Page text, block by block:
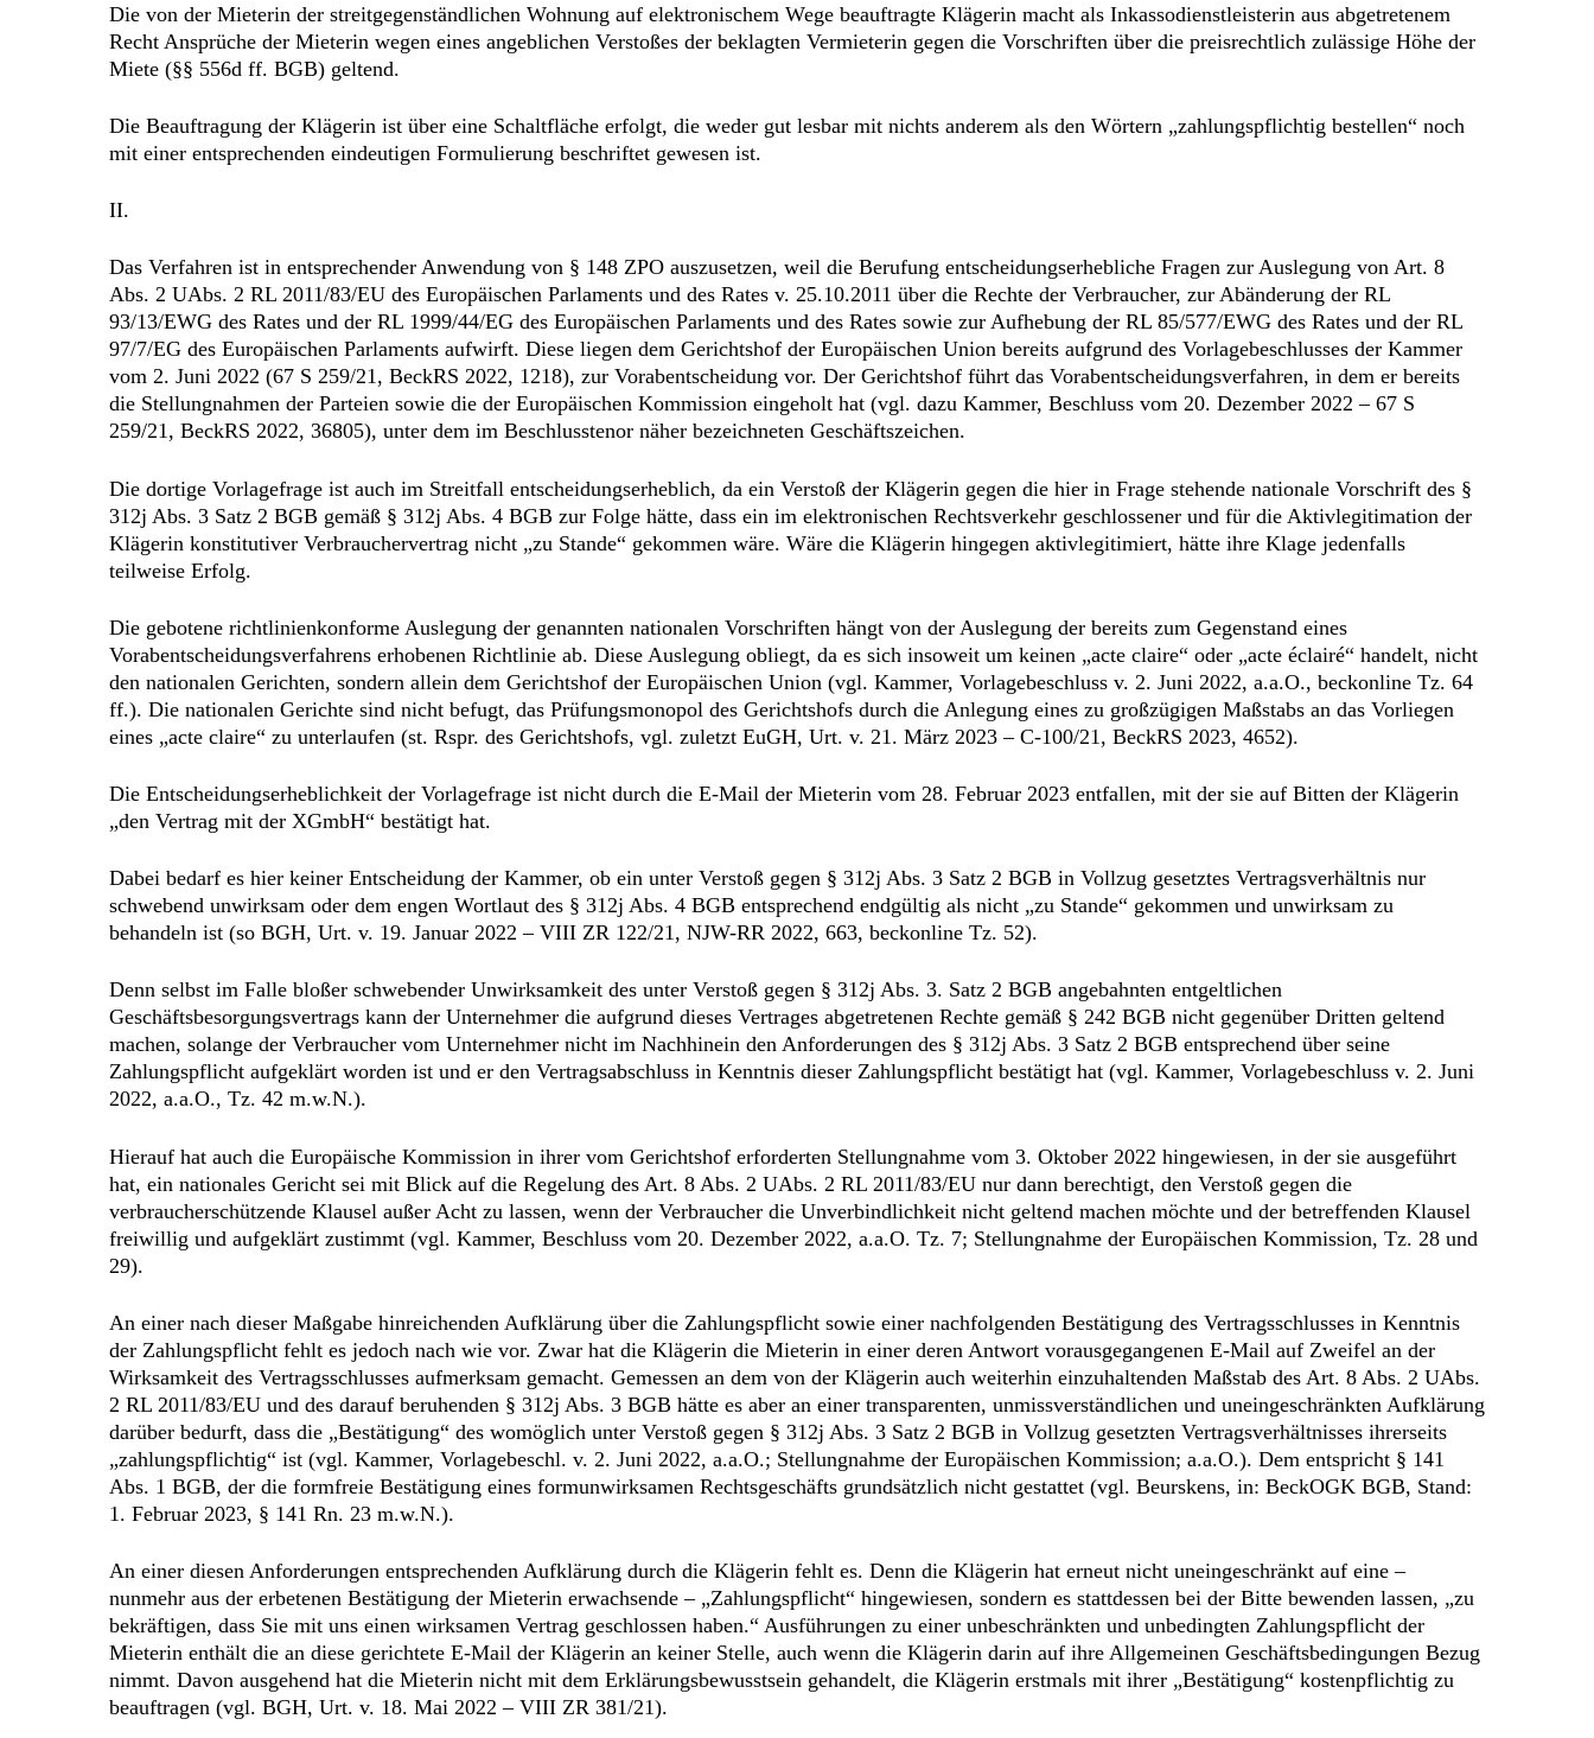
Die von der Mieterin der streitgegenständlichen Wohnung auf elektronischem Wege beauftragte Klägerin macht als Inkassodienstleisterin aus abgetretenem
Recht Ansprüche der Mieterin wegen eines angeblichen Verstoßes der beklagten Vermieterin gegen die Vorschriften über die preisrechtlich zulässige Höhe der
Miete (§§ 556d ff. BGB) geltend.
Die Beauftragung der Klägerin ist über eine Schaltfläche erfolgt, die weder gut lesbar mit nichts anderem als den Wörtern „zahlungspflichtig bestellen“ noch
mit einer entsprechenden eindeutigen Formulierung beschriftet gewesen ist.
II.
Das Verfahren ist in entsprechender Anwendung von § 148 ZPO auszusetzen, weil die Berufung entscheidungserhebliche Fragen zur Auslegung von Art. 8
Abs. 2 UAbs. 2 RL 2011/83/EU des Europäischen Parlaments und des Rates v. 25.10.2011 über die Rechte der Verbraucher, zur Abänderung der RL
93/13/EWG des Rates und der RL 1999/44/EG des Europäischen Parlaments und des Rates sowie zur Aufhebung der RL 85/577/EWG des Rates und der RL
97/7/EG des Europäischen Parlaments aufwirft. Diese liegen dem Gerichtshof der Europäischen Union bereits aufgrund des Vorlagebeschlusses der Kammer
vom 2. Juni 2022 (67 S 259/21, BeckRS 2022, 1218), zur Vorabentscheidung vor. Der Gerichtshof führt das Vorabentscheidungsverfahren, in dem er bereits
die Stellungnahmen der Parteien sowie die der Europäischen Kommission eingeholt hat (vgl. dazu Kammer, Beschluss vom 20. Dezember 2022 – 67 S
259/21, BeckRS 2022, 36805), unter dem im Beschlusstenor näher bezeichneten Geschäftszeichen.
Die dortige Vorlagefrage ist auch im Streitfall entscheidungserheblich, da ein Verstoß der Klägerin gegen die hier in Frage stehende nationale Vorschrift des §
312j Abs. 3 Satz 2 BGB gemäß § 312j Abs. 4 BGB zur Folge hätte, dass ein im elektronischen Rechtsverkehr geschlossener und für die Aktivlegitimation der
Klägerin konstitutiver Verbrauchervertrag nicht „zu Stande“ gekommen wäre. Wäre die Klägerin hingegen aktivlegitimiert, hätte ihre Klage jedenfalls
teilweise Erfolg.
Die gebotene richtlinienkonforme Auslegung der genannten nationalen Vorschriften hängt von der Auslegung der bereits zum Gegenstand eines
Vorabentscheidungsverfahrens erhobenen Richtlinie ab. Diese Auslegung obliegt, da es sich insoweit um keinen „acte claire“ oder „acte éclairé“ handelt, nicht
den nationalen Gerichten, sondern allein dem Gerichtshof der Europäischen Union (vgl. Kammer, Vorlagebeschluss v. 2. Juni 2022, a.a.O., beckonline Tz. 64
ff.). Die nationalen Gerichte sind nicht befugt, das Prüfungsmonopol des Gerichtshofs durch die Anlegung eines zu großzügigen Maßstabs an das Vorliegen
eines „acte claire“ zu unterlaufen (st. Rspr. des Gerichtshofs, vgl. zuletzt EuGH, Urt. v. 21. März 2023 – C-100/21, BeckRS 2023, 4652).
Die Entscheidungserheblichkeit der Vorlagefrage ist nicht durch die E-Mail der Mieterin vom 28. Februar 2023 entfallen, mit der sie auf Bitten der Klägerin
„den Vertrag mit der XGmbH“ bestätigt hat.
Dabei bedarf es hier keiner Entscheidung der Kammer, ob ein unter Verstoß gegen § 312j Abs. 3 Satz 2 BGB in Vollzug gesetztes Vertragsverhältnis nur
schwebend unwirksam oder dem engen Wortlaut des § 312j Abs. 4 BGB entsprechend endgültig als nicht „zu Stande“ gekommen und unwirksam zu
behandeln ist (so BGH, Urt. v. 19. Januar 2022 – VIII ZR 122/21, NJW-RR 2022, 663, beckonline Tz. 52).
Denn selbst im Falle bloßer schwebender Unwirksamkeit des unter Verstoß gegen § 312j Abs. 3. Satz 2 BGB angebahnten entgeltlichen
Geschäftsbesorgungsvertrags kann der Unternehmer die aufgrund dieses Vertrages abgetretenen Rechte gemäß § 242 BGB nicht gegenüber Dritten geltend
machen, solange der Verbraucher vom Unternehmer nicht im Nachhinein den Anforderungen des § 312j Abs. 3 Satz 2 BGB entsprechend über seine
Zahlungspflicht aufgeklärt worden ist und er den Vertragsabschluss in Kenntnis dieser Zahlungspflicht bestätigt hat (vgl. Kammer, Vorlagebeschluss v. 2. Juni
2022, a.a.O., Tz. 42 m.w.N.).
Hierauf hat auch die Europäische Kommission in ihrer vom Gerichtshof erforderten Stellungnahme vom 3. Oktober 2022 hingewiesen, in der sie ausgeführt
hat, ein nationales Gericht sei mit Blick auf die Regelung des Art. 8 Abs. 2 UAbs. 2 RL 2011/83/EU nur dann berechtigt, den Verstoß gegen die
verbraucherschützende Klausel außer Acht zu lassen, wenn der Verbraucher die Unverbindlichkeit nicht geltend machen möchte und der betreffenden Klausel
freiwillig und aufgeklärt zustimmt (vgl. Kammer, Beschluss vom 20. Dezember 2022, a.a.O. Tz. 7; Stellungnahme der Europäischen Kommission, Tz. 28 und
29).
An einer nach dieser Maßgabe hinreichenden Aufklärung über die Zahlungspflicht sowie einer nachfolgenden Bestätigung des Vertragsschlusses in Kenntnis
der Zahlungspflicht fehlt es jedoch nach wie vor. Zwar hat die Klägerin die Mieterin in einer deren Antwort vorausgegangenen E-Mail auf Zweifel an der
Wirksamkeit des Vertragsschlusses aufmerksam gemacht. Gemessen an dem von der Klägerin auch weiterhin einzuhaltenden Maßstab des Art. 8 Abs. 2 UAbs.
2 RL 2011/83/EU und des darauf beruhenden § 312j Abs. 3 BGB hätte es aber an einer transparenten, unmissverständlichen und uneingeschränkten Aufklärung
darüber bedurft, dass die „Bestätigung“ des womöglich unter Verstoß gegen § 312j Abs. 3 Satz 2 BGB in Vollzug gesetzten Vertragsverhältnisses ihrerseits
„zahlungspflichtig“ ist (vgl. Kammer, Vorlagebeschl. v. 2. Juni 2022, a.a.O.; Stellungnahme der Europäischen Kommission; a.a.O.). Dem entspricht § 141
Abs. 1 BGB, der die formfreie Bestätigung eines formunwirksamen Rechtsgeschäfts grundsätzlich nicht gestattet (vgl. Beurskens, in: BeckOGK BGB, Stand:
1. Februar 2023, § 141 Rn. 23 m.w.N.).
An einer diesen Anforderungen entsprechenden Aufklärung durch die Klägerin fehlt es. Denn die Klägerin hat erneut nicht uneingeschränkt auf eine –
nunmehr aus der erbetenen Bestätigung der Mieterin erwachsende – „Zahlungspflicht“ hingewiesen, sondern es stattdessen bei der Bitte bewenden lassen, „zu
bekräftigen, dass Sie mit uns einen wirksamen Vertrag geschlossen haben.“ Ausführungen zu einer unbeschränkten und unbedingten Zahlungspflicht der
Mieterin enthält die an diese gerichtete E-Mail der Klägerin an keiner Stelle, auch wenn die Klägerin darin auf ihre Allgemeinen Geschäftsbedingungen Bezug
nimmt. Davon ausgehend hat die Mieterin nicht mit dem Erklärungsbewusstsein gehandelt, die Klägerin erstmals mit ihrer „Bestätigung“ kostenpflichtig zu
beauftragen (vgl. BGH, Urt. v. 18. Mai 2022 – VIII ZR 381/21).